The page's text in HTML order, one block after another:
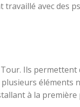
avec des
Ils permettent
à la première